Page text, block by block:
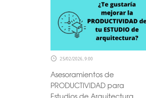
25/02/2026, 9:00
Asesoramientos de
PRODUCTIVIDAD para
Estudios de Arquitectura